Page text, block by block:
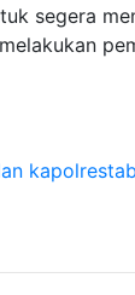
segera